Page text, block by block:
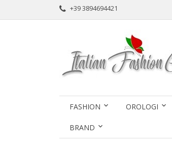
+39 3894694421
FASHION OROLOGI
BRAND